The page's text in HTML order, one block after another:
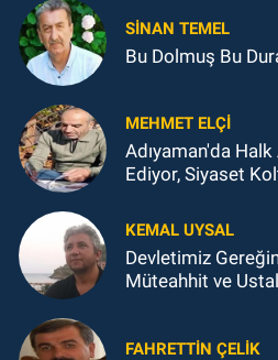
SINAN TEMEL
Bu Dolmuş Bu
MEHMET ELÇI
Adıyaman'da
Ediyor, Siyaset
KEMAL UYSAL
Devletimiz Gereğini
Müteahhit ve
FAHRETTIN ÇELİK